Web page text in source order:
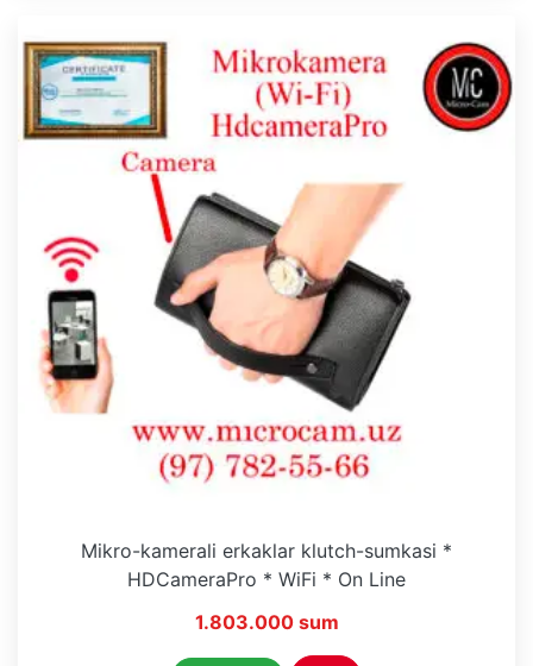
Mikro-kamerali erkaklar klutch-sumkasi *
HDCameraPro * WiFi * On Line
1.803.000 sum